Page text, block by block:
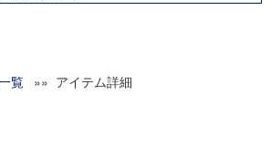
ーチインスティテュート
金研究成果報告書
覧 »» アイテム詳細